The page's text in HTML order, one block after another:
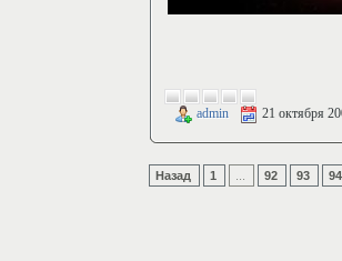
admin 21 октября
Назад 1 92 93 94